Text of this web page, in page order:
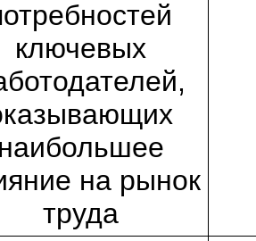
ключевых
наибольшее
на рынок
труда